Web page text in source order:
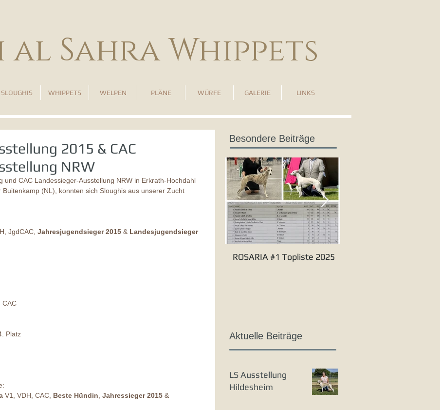
al Sahra Whippets
SLOUGHIS WHIPPETS WELPEN PLÄNE WÜRFE GALERIE LINKS
2015 & CAC
NRW
und CAC Landessieger-Ausstellung NRW in Erkrath-Hochdahl
(NL), konnten sich Sloughis aus unserer Zucht
JgdCAC, Jahresjugendsieger 2015 & Landesjugendsieger
CAC
Platz
V1, VDH, CAC, Beste Hündin Jahressieger 2015 &
Besondere Beiträge
ROSARIA #1 Topliste 2025
Aktuelle Beiträge
LS Ausstellung
Hildesheim